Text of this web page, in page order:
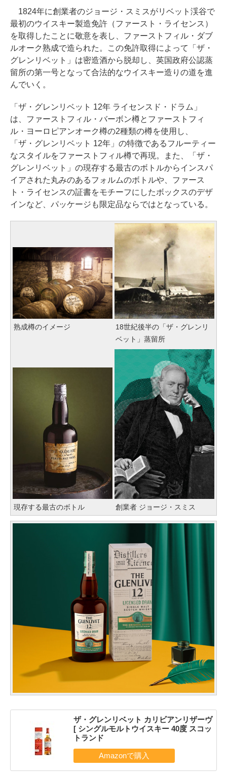
1824年に創業者のジョージ・スミスがリベット渓谷で
最初のウイスキー製造免許（ファースト・ライセンス）
を取得したことに敬意を表し、ファーストフィル・ダブ
ルオーク熟成で造られた。この免許取得によって「ザ・
グレンリベット」は密造酒から脱却し、英国政府公認蒸
留所の第一号となって合法的なウイスキー造りの道を進
んでいく。
「ザ・グレンリベット 12年 ライセンスド・ドラム」
は、ファーストフィル・バーボン樽とファーストフィ
ル・ヨーロピアンオーク樽の2種類の樽を使用し、
「ザ・グレンリベット 12年」の特徴であるフルーティー
なスタイルをファーストフィル樽で再現。また、「ザ・
グレンリベット」の現存する最古のボトルからインスパ
イアされた丸みのあるフォルムのボトルや、ファース
ト・ライセンスの証書をモチーフにしたボックスのデザ
インなど、パッケージも限定品ならではとなっている。
熟成樽のイメージ
18世紀後半の「ザ・グレンリ
ベット」蒸留所
現存する最古のボトル 創業者 ジョージ・スミス
ザ・グレンリベット カリビアンリザーヴ
[ シングルモルトウイスキー 40度 スコッ
トランド